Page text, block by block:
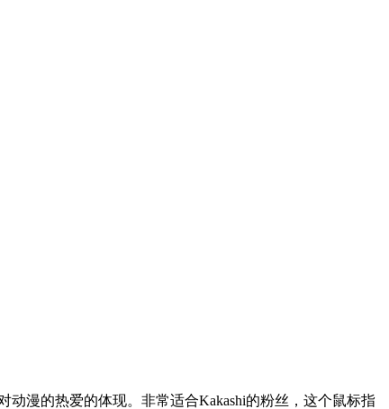
动漫的热爱的体现。非常适合Kakashi的粉丝，这个鼠标指